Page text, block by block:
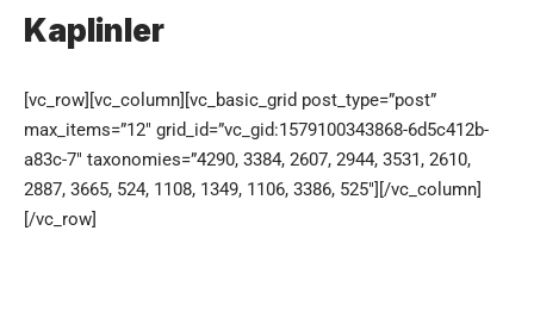
Kaplinler
[vc_row][vc_column][vc_basic_grid post_type=”post”
max_items=”12″ grid_id=”vc_gid:1579100343868-6d5c412b-
a83c-7″ taxonomies=”4290, 3384, 2607, 2944, 3531, 2610,
2887, 3665, 524, 1108, 1349, 1106, 3386, 525″][/vc_column]
[/vc_row]